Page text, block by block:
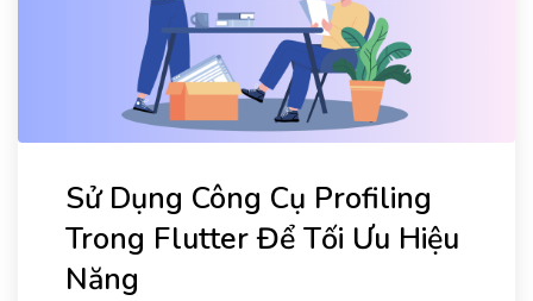
Sử Dụng Công Cụ Profiling
Trong Flutter Để Tối Ưu Hiệu
Năng